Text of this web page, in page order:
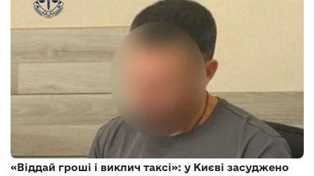
«Віддай гроші і виклич таксі»: у Києві засуджено